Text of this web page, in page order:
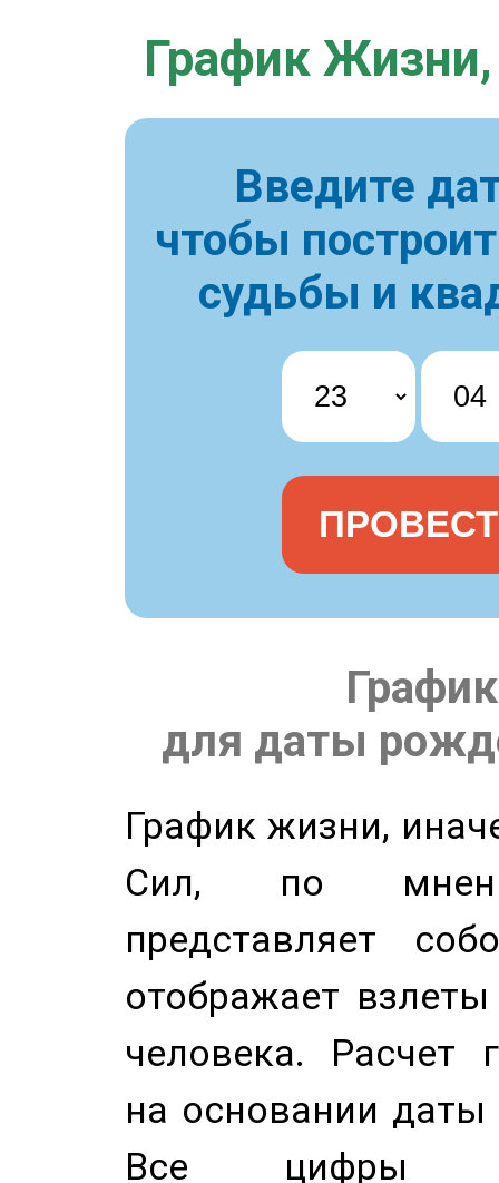
График Жизни,
Введите
чтобы
судьбы и
для даты
График жизни,
Сил, по
представляет
отображает
человека. Расчет
на основании
Все цифры